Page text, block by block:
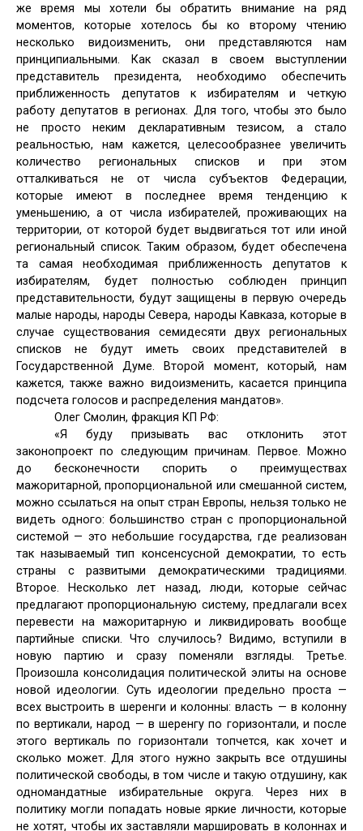
же время мы хотели бы обратить внимание на ряд
моментов, которые хотелось бы ко второму чтению
несколько видоизменить, они представляются нам
принципиальными. Как сказал в своем выступлении
представитель президента, необходимо обеспечить
приближенность депутатов к избирателям и четкую
работу депутатов в регионах. Для того, чтобы это было
не просто неким декларативным тезисом, а стало
реальностью, нам кажется, целесообразнее увеличить
количество региональных списков и при этом
отталкиваться не от числа субъектов Федерации,
которые имеют в последнее время тенденцию к
уменьшению, а от числа избирателей, проживающих на
территории, от которой будет выдвигаться тот или иной
региональный список. Таким образом, будет обеспечена
та самая необходимая приближенность депутатов к
избирателям, будет полностью соблюден принцип
представительности, будут защищены в первую очередь
малые народы, народы Севера, народы Кавказа, которые в
случае существования семидесяти двух региональных
списков не будут иметь своих представителей в
Государственной Думе. Второй момент, который, нам
кажется, также важно видоизменить, касается принципа
подсчета голосов и распределения мандатов».
Олег Смолин, фракция КП РФ:
«Я буду призывать вас отклонить этот
законопроект по следующим причинам. Первое. Можно
до бесконечности спорить о преимуществах
мажоритарной, пропорциональной или смешанной систем,
можно ссылаться на опыт стран Европы, нельзя только не
видеть одного: большинство стран с пропорциональной
системой — это небольшие государства, где реализован
так называемый тип консенсусной демократии, то есть
страны с развитыми демократическими традициями.
Второе. Несколько лет назад, люди, которые сейчас
предлагают пропорциональную систему, предлагали всех
перевести на мажоритарную и ликвидировать вообще
партийные списки. Что случилось? Видимо, вступили в
новую партию и сразу поменяли взгляды. Третье.
Произошла консолидация политической элиты на основе
новой идеологии. Суть идеологии предельно проста —
всех выстроить в шеренги и колонны: власть — в колонну
по вертикали, народ — в шеренгу по горизонтали, и после
этого вертикаль по горизонтали топчется, как хочет и
сколько может. Для этого нужно закрыть все отдушины
политической свободы, в том числе и такую отдушину, как
одномандатные избирательные округа. Через них в
политику могли попадать новые яркие личности, которые
не хотят, чтобы их заставляли маршировать в колоннах и